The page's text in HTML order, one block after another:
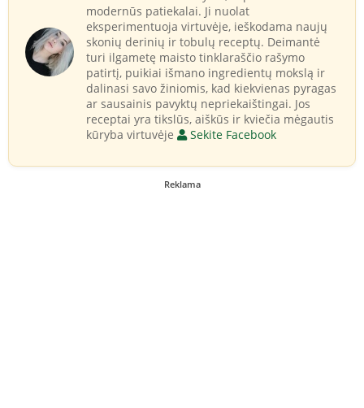
modernūs patiekalai. Ji nuolat
eksperimentuoja virtuvėje, ieškodama naujų
skonių derinių ir tobulų receptų. Deimantė
turi ilgametę maisto tinklaraščio rašymo
patirtį, puikiai išmano ingredientų mokslą ir
dalinasi savo žiniomis, kad kiekvienas pyragas
ar sausainis pavyktų nepriekaištingai. Jos
receptai yra tikslūs, aiškūs ir kviečia mėgautis
kūryba virtuvėje
Sekite Facebook
Reklama